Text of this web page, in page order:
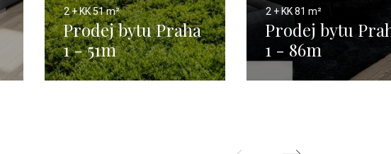
2 + KK51 m²
Prodej bytu Praha
1 - 51m
2 + KK81 m²
Prodej bytu
1 - 86m